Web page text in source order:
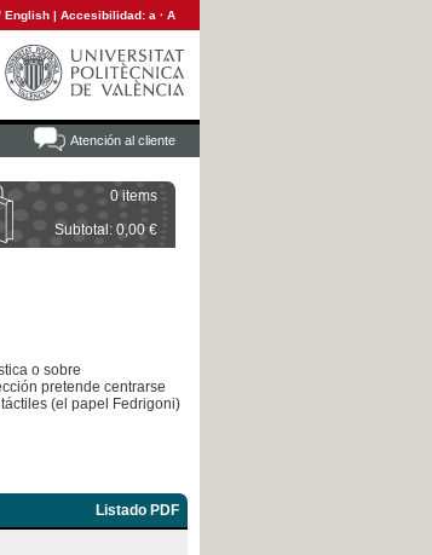
English | Accesibilidad: a · A
Atención al cliente
0 items
Subtotal: 0,00 €
o sobre
pretende centrarse
(el papel Fedrigoni)
Listado PDF